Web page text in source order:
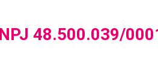
48.500.039/